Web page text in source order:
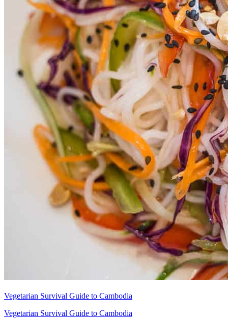
Vegetarian Survival Guide to Cambodia
Vegetarian Survival Guide to Cambodia